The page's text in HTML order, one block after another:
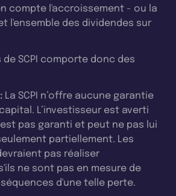
compte l'accroissement - ou la
l'ensemble des dividendes sur
SCPI comporte donc des
La SCPI n’offre aucune garantie
L’investisseur est averti
pas garanti et peut ne pas lui
partiellement. Les
pas réaliser
ne sont pas en mesure de
d'une telle perte.